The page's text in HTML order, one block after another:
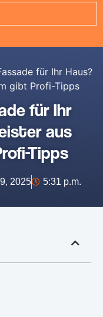
für Ihr Haus?
gibt Profi-Tipps
für Ihr
aus
Tipps
2025 5:31 p.m.